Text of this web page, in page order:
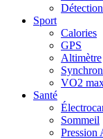
Sport
Calories
GPS
Altimètre
VO2
Santé
Sommeil
Pression